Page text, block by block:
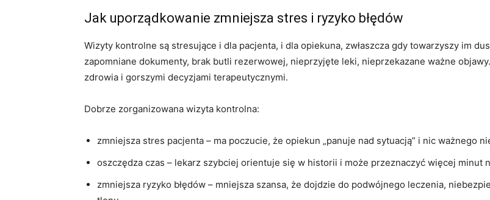
Jak uporządkowanie zmniejsza stres i ryzyko błędów
Wizyty kontrolne są stresujące i dla pacjenta, i dla opiekuna, zwłaszcza gdy towarzyszy im
zapomniane dokumenty, brak butli rezerwowej, nieprzyjęte leki, nieprzekazane ważne
zdrowia i gorszymi decyzjami terapeutycznymi.
Dobrze zorganizowana wizyta kontrolna:
zmniejsza stres pacjenta – ma poczucie, że opiekun „panuje nad sytuacją” i nic ważnego
oszczędza czas – lekarz szybciej orientuje się w historii i może przeznaczyć więcej minut
zmniejsza ryzyko błędów – mniejsza szansa, że dojdzie do podwójnego leczenia,